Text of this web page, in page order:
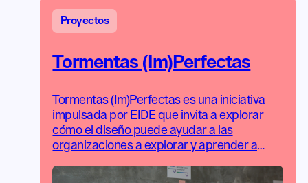
Proyectos
Tormentas (Im)Perfectas
Tormentas (Im)Perfectas es una iniciativa
impulsada por EIDE que invita a explorar
cómo el diseño puede ayudar a las
organizaciones a explorar y aprender a
incertidumbre.